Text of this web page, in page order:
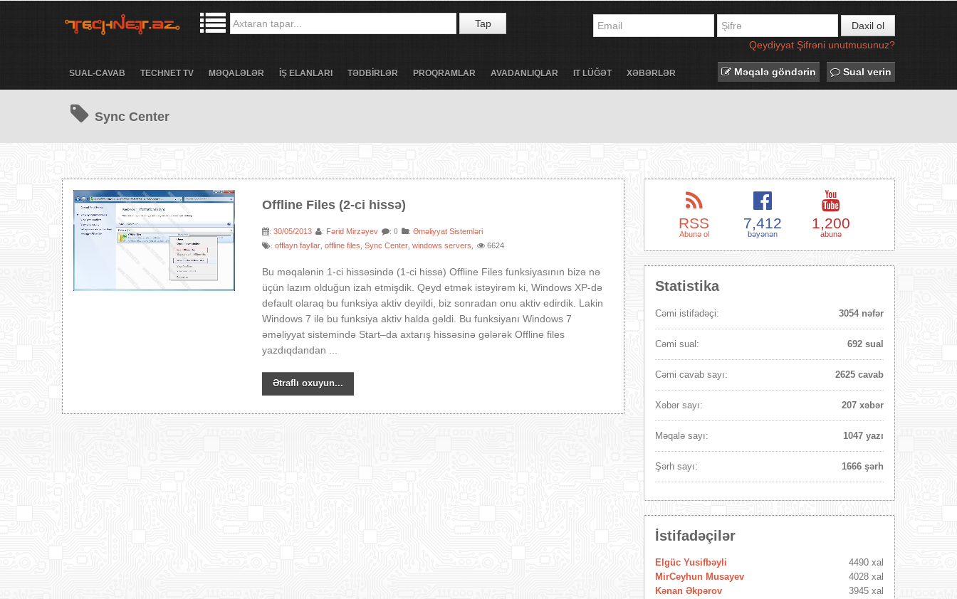
Tap
Daxil ol
Qeydiyyat Şifrəni unutmusunuz?
SUAL-CAVAB TECHNET TV MƏQALƏLƏR İŞ ELANLARI TƏDBİRLƏR PROQRAMLAR AVADANLIQLAR IT LÜĞƏT XƏBƏRLƏR Məqalə göndərin Sual verin
Sync Center
Offline Files (2-ci hissə)
:30/05/2013 : Fərid Mirzəyev : 0 :Əməliyyat Sistemləri
:offlayn fayllar ,offline files ,Sync Center ,windows servers 6624
Bu məqalənin 1-ci hissəsində (1-ci hissə) Offline Files funksiyasının bizə nə
üçün lazım olduğun izah etmişdik. Qeyd etmək istəyirəm ki, Windows XP-də
default olaraq bu funksiya aktiv deyildi, biz sonradan onu aktiv edirdik. Lakin
Windows 7 ilə bu funksiya aktiv halda gəldi. Bu funksiyanı Windows 7
əməliyyat sistemində Start–da axtarış hissəsinə gələrək Offline files
yazdıqdandan ...
Ətraflı oxuyun...
RSS
Abunə ol
7,412
bəyənən
1,200
abunə
Statistika
Cəmi istifadəçi: 3054 nəfər
Cəmi sual: 692 sual
Cəmi cavab sayı: 2625 cavab
Xəbər sayı: 207 xəbər
Məqalə sayı: 1047 yazı
Şərh sayı: 1666 şərh
İstifadəçilər
Elgüc Yusifbəyli
4490 xal
MirCeyhun Musayev
4028 xal
Kənan Əkpərov
3945 xal